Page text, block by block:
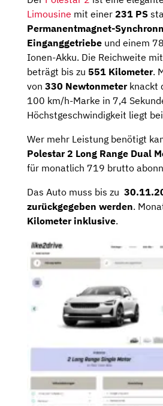
Limousine mit einer 231 PS
Permanentmagnet-
Einganggetriebe und einem
Ionen-Akku. Die Reichweite
beträgt bis zu 551 Kilometer.
von 330 Newtonmeterknackt
100 km/h-Marke in 7,4
Höchstgeschwindigkeit liegt
Wer mehr Leistung benötigt
Polestar 2 Long Range Dual
für monatlich 719 brutto
Das Auto muss bis zu
zurückgegeben werden.
Kilometer inklusive.